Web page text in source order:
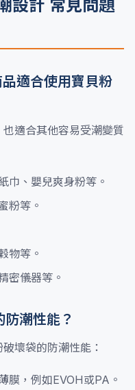
設計 常見問題
適合使用寶貝粉
適合其他容易受潮變質
巾、嬰兒爽身粉等。
粉等。
物等。
密儀器等。
潮性能？
壞袋的防潮性能：
膜，例如EVOH或PA。